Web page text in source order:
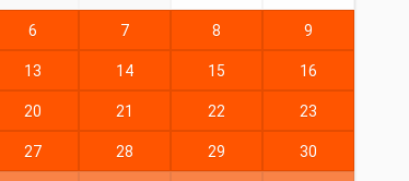
6 7 8 9
13 14 15 16
20 21 22 23
27 28 29 30